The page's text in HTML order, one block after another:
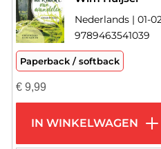
Nederlands | 01-
9789463541039
Paperback / softback
€9,99
IN WINKELWAGEN